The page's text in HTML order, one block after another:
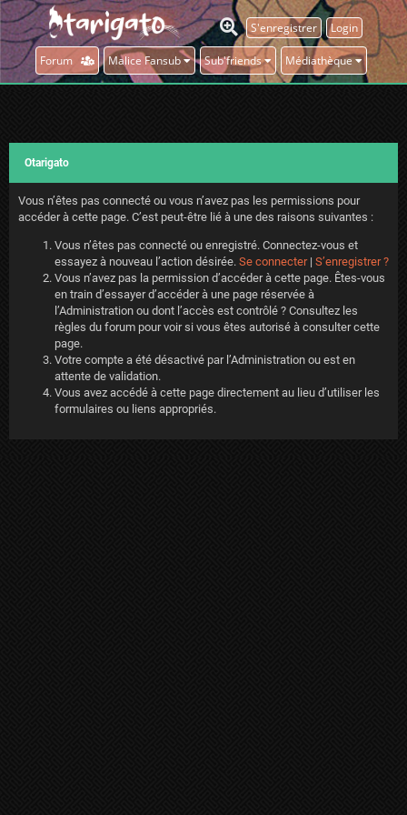
S'enregistrer Login
Forum Malice Fansub Sub'friends Médiathèque
Otarigato
Vous n’êtes pas connecté ou vous n’avez pas les permissions pour
accéder à cette page. C’est peut-être lié à une des raisons suivantes :
Vous n’êtes pas connecté ou enregistré. Connectez-vous et
essayez à nouveau l’action désirée. Se connecter| S’enregistrer ?
Vous n’avez pas la permission d’accéder à cette page. Êtes-vous
en train d’essayer d’accéder à une page réservée à
l’Administration ou dont l’accès est contrôlé ? Consultez les
règles du forum pour voir si vous êtes autorisé à consulter cette
page.
Votre compte a été désactivé par l’Administration ou est en
attente de validation.
Vous avez accédé à cette page directement au lieu d’utiliser les
formulaires ou liens appropriés.